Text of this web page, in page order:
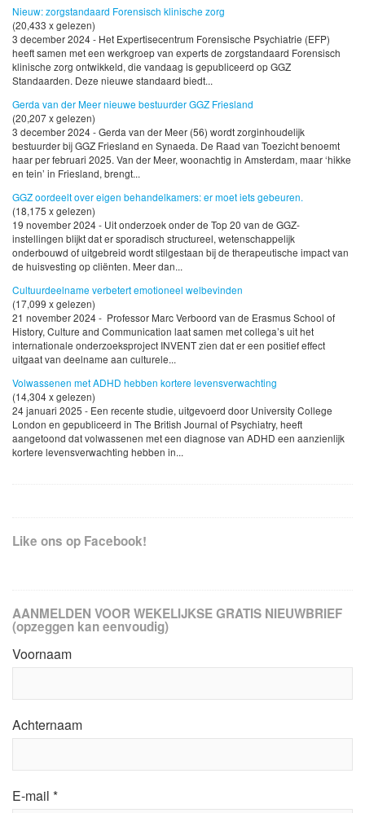
Nieuw: zorgstandaard Forensisch klinische zorg
(20,433 x gelezen)
3 december 2024 - Het Expertisecentrum Forensische Psychiatrie (EFP)
heeft samen met een werkgroep van experts de zorgstandaard Forensisch
klinische zorg ontwikkeld, die vandaag is gepubliceerd op GGZ
Standaarden. Deze nieuwe standaard biedt...
Gerda van der Meer nieuwe bestuurder GGZ Friesland
(20,207 x gelezen)
3 december 2024 - Gerda van der Meer (56) wordt zorginhoudelijk
bestuurder bij GGZ Friesland en Synaeda. De Raad van Toezicht benoemt
haar per februari 2025. Van der Meer, woonachtig in Amsterdam, maar ‘hikke
en tein’ in Friesland, brengt...
GGZ oordeelt over eigen behandelkamers: er moet iets gebeuren.
(18,175 x gelezen)
19 november 2024 - Uit onderzoek onder de Top 20 van de GGZ-
instellingen blijkt dat er sporadisch structureel, wetenschappelijk
onderbouwd of uitgebreid wordt stilgestaan bij de therapeutische impact van
de huisvesting op cliënten. Meer dan...
Cultuurdeelname verbetert emotioneel welbevinden
(17,099 x gelezen)
21 november 2024 - Professor Marc Verboord van de Erasmus School of
History, Culture and Communication laat samen met collega’s uit het
internationale onderzoeksproject INVENT zien dat er een positief effect
uitgaat van deelname aan culturele...
Volwassenen met ADHD hebben kortere levensverwachting
(14,304 x gelezen)
24 januari 2025 - Een recente studie, uitgevoerd door University College
London en gepubliceerd in The British Journal of Psychiatry, heeft
aangetoond dat volwassenen met een diagnose van ADHD een aanzienlijk
kortere levensverwachting hebben in...
Like ons op Facebook!
AANMELDEN VOOR WEKELIJKSE GRATIS NIEUWBRIEF
(opzeggen kan eenvoudig)
Voornaam
Achternaam
E-mail *